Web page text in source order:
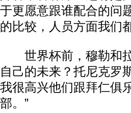
于更愿意跟谁配合的问
的比较，人员方面我们
世界杯前，穆勒和
自己的未来？托尼克罗
我很高兴他们跟拜仁俱
部。”